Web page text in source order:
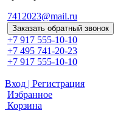
7412023@mail.ru
Заказать обратный звонок
+7 917 555-10-10
+7 495 741-20-23
+7 917 555-10-10
Вход | Регистрация
Избранное
Корзина